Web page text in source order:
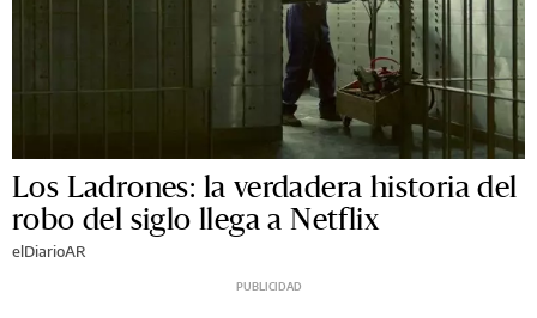
Los Ladrones: la verdadera historia del
robo del siglo llega a Netflix
elDiarioAR